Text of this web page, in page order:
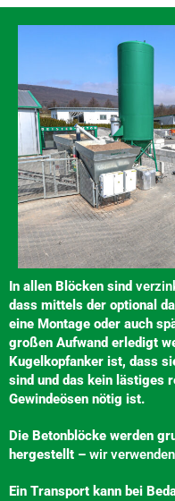
In allen Blöcken sind
dass mittels der optional
eine Montage oder auch
großen Aufwand erledigt
Kugelkopfanker ist, dass
sind und das kein lästiges
Gewindeösen nötig ist.
Die Betonblöcke werden
hergestellt – wir
Ein Transport kann bei